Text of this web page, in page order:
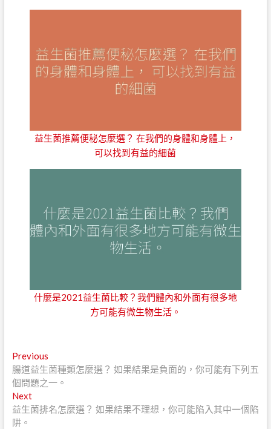
益生菌推薦便秘怎麼選？ 在我們的身體和身體上，
可以找到有益的細菌
什麼是2021益生菌比較？我們體內和外面有很多地
方可能有微生物生活。
文
章
導
覽
PreviousPrevious
post:
腸道益生菌種類怎麼選？ 如果結果是負面的，你可能有下列五
個問題之一。
NextNext
post:
益生菌排名怎麼選？ 如果結果不理想，你可能陷入其中一個陷
阱。